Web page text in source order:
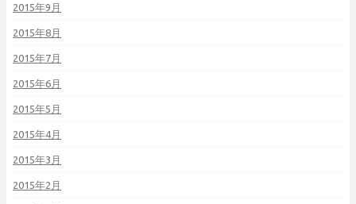
2015年9月
2015年8月
2015年7月
2015年6月
2015年5月
2015年4月
2015年3月
2015年2月